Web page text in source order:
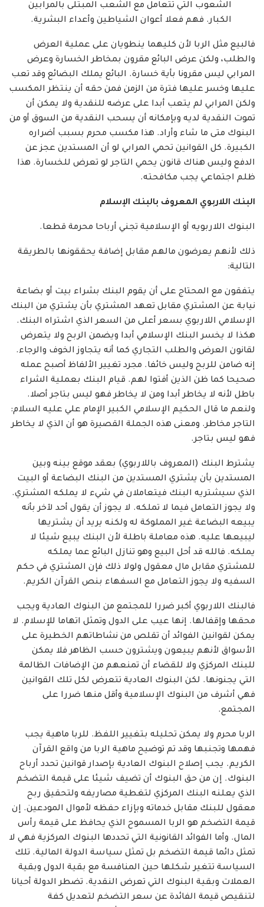
الشعوب التي تتعامل مع الشعب المبتلى بالمرابين
الكبار. فهم فعلا أعوان الشياطين وأعداء البشرية.
فالبيع مثل الربا لأن كليهما ينطويان على عملية العرض
والطلب، ولكن عرض البائع مقرون بمخاطر الخسارة وعرض
المرابي ليس مقرونا بأية خسارة. البائع يملك البضائع وقد تعب
عليها وخسر عليها فترة من الزمن فمن حقه أن ينتظر المكسب
ولكن المرابي لم يتعب أبدا على عرضه للنقدية ولا يمكن أن
تموت النقدية لديه وبإمكانه أن يسحب النقدية من السوق أو من
البنوك متى ما شاء وأراد. هذا مكسب محرم بسبب أضراره
الكبيرة. كل القوانين تحمي المرابي لو أن المستدين عجز عن
الدفع وليس هناك قانون يحمي التاجر لو تعرض للخسارة. هذا
ظلم اجتماعي يجب مكافحته.
البنك اللاربوي المعروف بالبنك الإسلام
البنوك اللاربويه أو الإسلامية تجني أرباحا محرمة قطعا.
ذلك لأنهم يعرضون مالهم مقابل إضافة يحققونها بالطريقة
التالية:
يتفقون مع المحتاج على أن يقوم البنك بشراء بيت أو بضاعة
نيابة عن المشتري مقابل تعهد المشتري بأن يشتري من البنك
الإسلامي اللاربوي بسعر أعلى من السعر الذي اشتراه البنك.
هكذا لا يخسر البنك الإسلامي أبدا ويضمن الربح ولا يتعرض
لقانون العرض والطلب التجاري كما أنه يتجاوز الخوف والرجاء.
إنه ضامن للربح وليس خائفا. مجرد تغيير الألفاظ أصبح عمله
صحيحا كما ظن الذين أفتوا لهم. قيام البنك بعملية الشراء
باطل لأنه لا يخاطر أبدا ومن لا يخاطر فهو ليس بتاجر أصلا.
ولنعم ما قال الحكيم الإسلامي الكبير الإمام علي عليه السلام:
التاجر مخاطر. ومعنى هذه الجملة القصيرة هو أن الذي لا يخاطر
فهو ليس بتاجر.
يشترط البنك (المعروف باللاربوي) بعقد موقع بينه وبين
المستدين بأن يشتري المستدين من البنك البضاعة أو البيت
الذي سيشتريه البنك فيتعاملان في شيء لا يملكه المشتري.
ولا يجوز التعامل فيما لا تملكه. لا يجوز أن يقول أحد لآخر بأنه
يبيعه البضاعة غير المملوكة له ولكنه يريد أن يشتريها
ليبيعها عليه. هذه معاملة باطلة لأن البنك يبيع شيئا لا
يملكه. فالله قد أحل البيع وهو تنازل البائع عما يملكه
للمشتري مقابل مال معقول ولولا ذلك فإن المشتري في حكم
السفيه ولا يجوز التعامل مع السفهاء بنص القرآن الكريم.
فالبنك اللاربوي أكبر ضررا للمجتمع من البنوك العادية ويجب
محقها وإقفالها. إنها عيب على الدول وتمثل اتهاما للإسلام. لا
يمكن لقوانين الفوائد أن تقلص من نشاطاتهم الخطيرة على
الأسواق لأنهم يبيعون ويشترون حسب الظاهر فلا يمكن
للبنك المركزي ولا للقضاء أن تمنعهم من الإضافات الظالمة
التي يجنونها. لكن البنوك العادية تتعرض لكل تلك القوانين
فهي أشرف من البنوك الإسلامية وأقل منها ضررا على
المجتمع.
الربا محرم ولا يمكن تحليله بتغيير اللفظ. للربا ماهية يجب
فهمها وتجنبها وقد تم توضيح ماهية الربا من واقع القرآن
الكريم. يجب إصلاح البنوك العادية بإصدار قوانين تحدد أرباح
البنوك. إن من حق البنوك أن تضيف شيئا على قيمة التضخم
الذي يعلنه البنك المركزي لتغطية مصاريفه ولتحقيق ربح
معقول للبنك مقابل خدماته وبإزاء حفظه لأموال المودعين. إن
قيمة التضخم هو الربا المسموح الذي يحافظ على قيمة رأس
المال. وأما الفوائد القانونية التي تحددها البنوك المركزية فهي لا
تمثل دائما قيمة التضخم بل تمثل سياسة الدولة المالية. تلك
السياسة تتغير شكلها حين المنافسة مع بقية الدول وبقية
العملات وبقية البنوك التي تعرض النقدية. تضطر الدولة أحيانا
لتنقيص قيمة الفائدة عن سعر التضخم لتعديل كفة